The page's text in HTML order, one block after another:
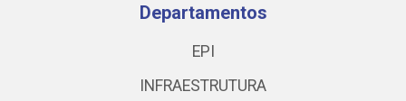
Departamentos
EPI
INFRAESTRUTURA